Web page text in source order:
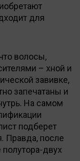
для
волосы,
– хной и
завивке,
запечатаны и
На самом
подберет
Правда, после
двух